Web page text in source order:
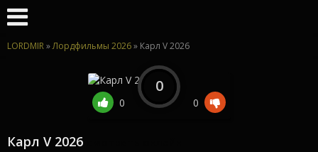
LORDMIR»Лордфильмы 2026» Карл V 2026
Карл V 2026
0
0
0